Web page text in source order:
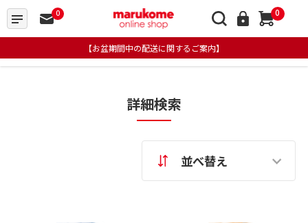
0 0
【お盆期間中の配送に関するご案内】
詳細検索
並べ替え